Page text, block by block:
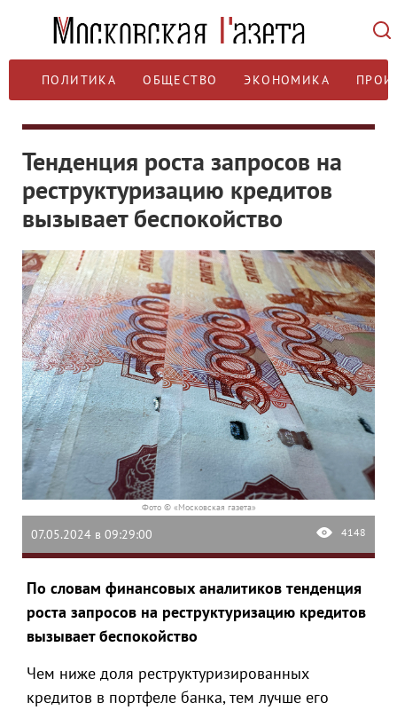
ПОЛИТИКА ОБЩЕСТВО ЭКОНОМИКА
Тенденция роста запросов на
реструктуризацию кредитов
вызывает беспокойство
Фото © «Московская газета»
07.05.2024 в 09:29:00 4148
По словам финансовых аналитиков тенденция
роста запросов на реструктуризацию кредитов
вызывает беспокойство
Чем ниже доля реструктуризированных
кредитов в портфеле банка, тем лучше его